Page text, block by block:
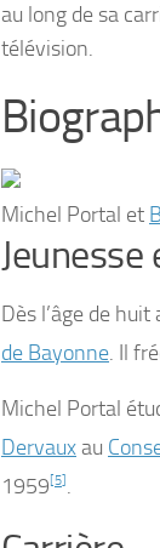
au long de sa
télévision.
Michel Portal et
Dès l’âge de
de Bayonne. Il
Michel Portal
Dervauxau
1959[5] .